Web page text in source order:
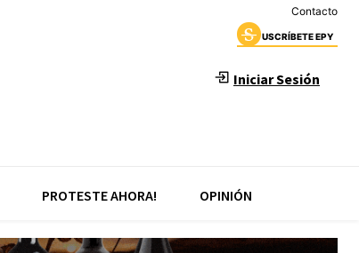
Contacto
USCRÍBETE EPY
Iniciar Sesión
PROTESTE AHORA! OPINIÓN